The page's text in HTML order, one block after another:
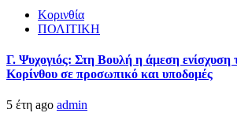
Κορινθία
ΠΟΛΙΤΙΚΗ
Γ. Ψυχογιός: Στη Βουλή η άμεση
Κορίνθου σε προσωπικό και υποδομές
5 έτη ago admin